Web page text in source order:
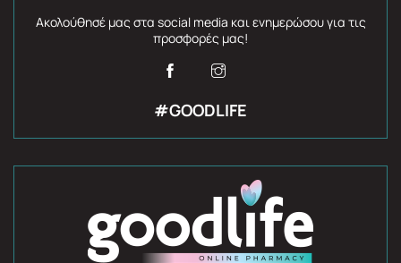
Ακολούθησέ μας στα social media και ενημερώσου για τις
προσφορές μας!
#GOODLIFE